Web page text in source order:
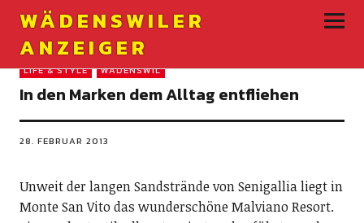
WÄDENSWILER
ANZEIGER
LIFE & STYLE WÄDENSWIL
In den Marken dem Alltag entfliehen
28. FEBRUAR 2013
Unweit der langen Sandstrände von Senigallia liegt in
Monte San Vito das wunderschöne Malviano Resort.